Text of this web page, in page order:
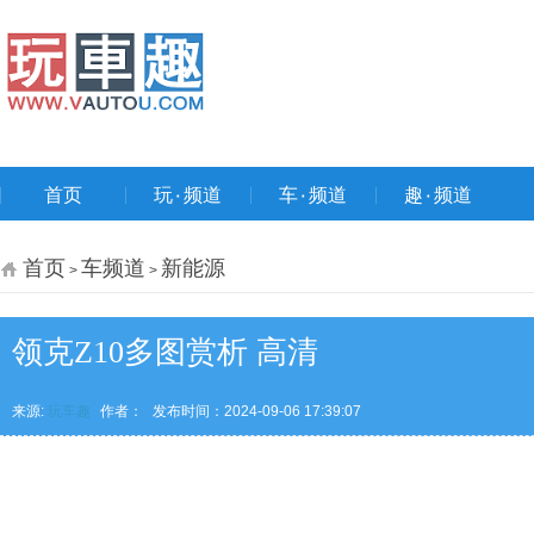
首页 玩۰频道 车۰频道 趣۰频道
首页 > 车频道 > 新能源
领克Z10多图赏析 高清
来源: 玩车趣 作者： 发布时间：2024-09-06 17:39:07